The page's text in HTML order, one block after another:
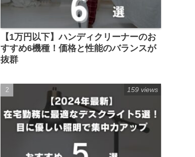
【1万円以下】ハンディクリーナーのお
すすめ6機種！価格と性能のバランスが
抜群
159 views